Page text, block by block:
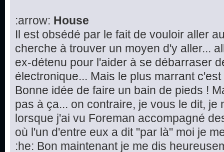
:arrow: House
Il est obsédé par le fait de vouloir aller
cherche à trouver un moyen d'y aller...
ex-détenu pour l'aider à se débarraser
électronique... Mais le plus marrant
Bonne idée de faire un bain de pieds !
pas à ça... on contraire, je vous le dit, je
lorsque j'ai vu Foreman accompagné
où l'un d'entre eux a dit "par là" moi je
:he: Bon maintenant je me dis